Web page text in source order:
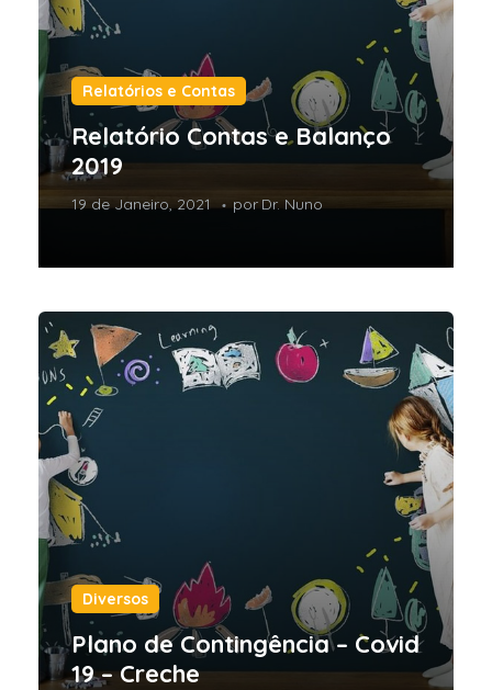
Relatórios e Contas
Relatório Contas e Balanço
2019
19 de Janeiro, 2021 por Dr. Nuno
Diversos
Plano de Contingência – Covid
19 – Creche